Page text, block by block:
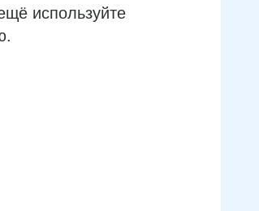
используйте